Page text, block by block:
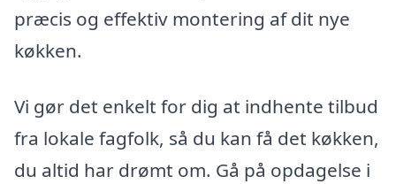
præcis og effektiv montering af dit nye
køkken.
Vi gør det enkelt for dig at indhente tilbud
fra lokale fagfolk, så du kan få det køkken,
du altid har drømt om. Gå på opdagelse i